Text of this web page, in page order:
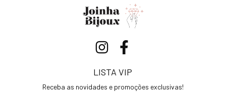
LISTA VIP
Receba as novidades e promoções exclusivas!